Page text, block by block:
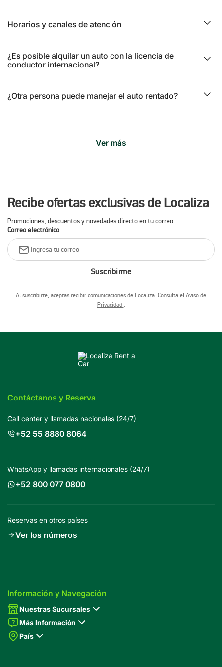
Horarios y canales de atención
¿Es posible alquilar un auto con la licencia de
conductor internacional?
¿Otra persona puede manejar el auto rentado?
Ver más
Recibe ofertas exclusivas de Localiza
Promociones, descuentos y novedades directo en tu correo.
Correo electrónico
Suscribirme
Al suscribirte, aceptas recibir comunicaciones de Localiza. Consulta el Aviso de
Privacidad .
Información y Navegación
Nuestras Sucursales
Más Información
País
Contáctanos y Reserva
Call center y llamadas nacionales (24/7)
+52 55 8880 8064
WhatsApp y llamadas internacionales (24/7)
+52 800 077 0800
Reservas en otros países
Ver los números